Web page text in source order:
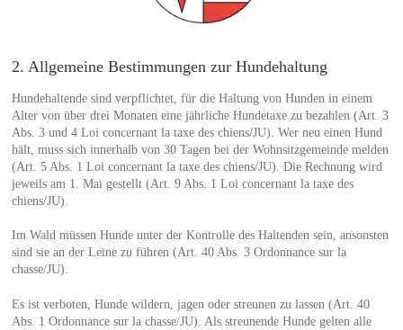
2. Allgemeine Bestimmungen zur Hundehaltung
Hundehaltende sind verpflichtet, für die Haltung von Hunden in einem
Alter von über drei Monaten eine jährliche Hundetaxe zu bezahlen (Art. 3
Abs. 3 und 4 Loi concernant la taxe des chiens/JU). Wer neu einen Hund
hält, muss sich innerhalb von 30 Tagen bei der Wohnsitzgemeinde melden
(Art. 5 Abs. 1 Loi concernant la taxe des chiens/JU). Die Rechnung wird
jeweils am 1. Mai gestellt (Art. 9 Abs. 1 Loi concernant la taxe des
chiens/JU).
Im Wald müssen Hunde unter der Kontrolle des Haltenden sein, ansonsten
sind sie an der Leine zu führen (Art. 40 Abs. 3 Ordonnance sur la
chasse/JU).
Es ist verboten, Hunde wildern, jagen oder streunen zu lassen (Art. 40
Abs. 1 Ordonnance sur la chasse/JU). Als streunende Hunde gelten alle